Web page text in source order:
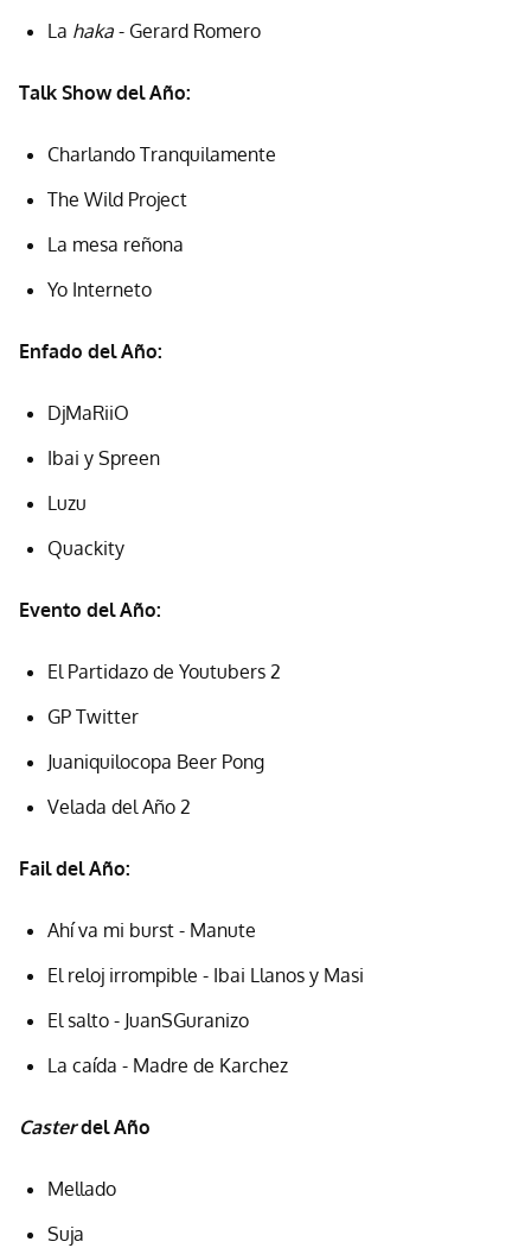
La haka - Gerard Romero
Talk Show del Año:
Charlando Tranquilamente
The Wild Project
La mesa reñona
Yo Interneto
Enfado del Año:
DjMaRiiO
Ibai y Spreen
Luzu
Quackity
Evento del Año:
El Partidazo de Youtubers 2
GP Twitter
Juaniquilocopa Beer Pong
Velada del Año 2
Fail del Año:
Ahí va mi burst - Manute
El reloj irrompible - Ibai Llanos y Masi
El salto - JuanSGuranizo
La caída - Madre de Karchez
Casterdel Año
Mellado
Suja